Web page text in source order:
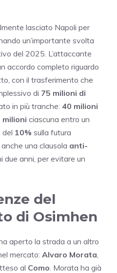
lasciato Napoli per
un’importante svolta
del 2025. L’attaccante
accordo completo riguardo
con il trasferimento che
di 75 milioni di
in più tranche: 40 milioni
milioni ciascuna entro un
del 10% sulla futura
una clausola anti-
due anni, per evitare un
del
di Osimhen
aperto la strada a un altro
mercato: Alvaro Morata
al Como . Morata ha già